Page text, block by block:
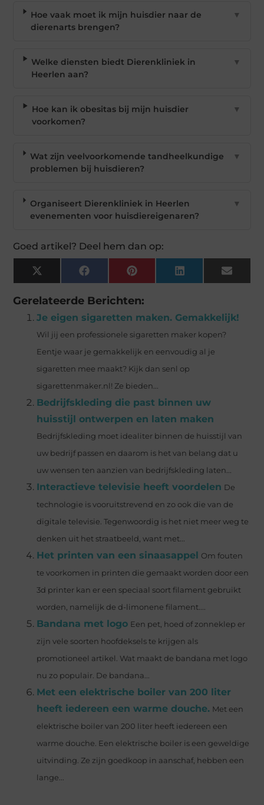
Hoe vaak moet ik mijn huisdier naar de
dierenarts brengen?
▼
Welke diensten biedt Dierenkliniek in
Heerlen aan?
▼
Hoe kan ik obesitas bij mijn huisdier
voorkomen?
▼
Wat zijn veelvoorkomende tandheelkundige
problemen bij huisdieren?
▼
Organiseert Dierenkliniek in Heerlen
evenementen voor huisdiereigenaren?
▼
Goed artikel? Deel hem dan op:
X
(Twitter)
Facebook Pinterest LinkedIn Email
Gerelateerde Berichten:
Je eigen sigaretten maken. Gemakkelijk!
Wil jij een professionele sigaretten maker kopen?
Eentje waar je gemakkelijk en eenvoudig al je
sigaretten mee maakt? Kijk dan senl op
sigarettenmaker.nl! Ze bieden...
Bedrijfskleding die past binnen uw
huisstijl ontwerpen en laten maken
Bedrijfskleding moet idealiter binnen de huisstijl van
uw bedrijf passen en daarom is het van belang dat u
uw wensen ten aanzien van bedrijfskleding laten...
Interactieve televisie heeft voordelen De
technologie is vooruitstrevend en zo ook die van de
digitale televisie. Tegenwoordig is het niet meer weg te
denken uit het straatbeeld, want met...
Het printen van een sinaasappel Om fouten
te voorkomen in printen die gemaakt worden door een
3d printer kan er een speciaal soort filament gebruikt
worden, namelijk de d-limonene filament....
Bandana met logo Een pet, hoed of zonneklep er
zijn vele soorten hoofdeksels te krijgen als
promotioneel artikel. Wat maakt de bandana met logo
nu zo populair. De bandana...
Met een elektrische boiler van 200 liter
heeft iedereen een warme douche. Met een
elektrische boiler van 200 liter heeft iedereen een
warme douche. Een elektrische boiler is een geweldige
uitvinding. Ze zijn goedkoop in aanschaf, hebben een
lange...